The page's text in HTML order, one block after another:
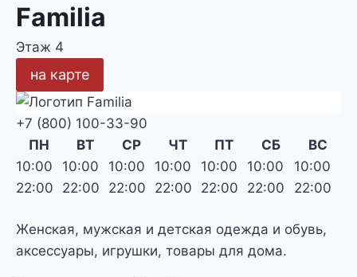
Familia
Этаж 4
на карте
+7 (800) 100-33-90
ПН
ВТ СР ЧТ ПТ СБ
ВС
10:00
10:00 10:00 10:00 10:00 10:00
10:00
22:00
22:00 22:00 22:00 22:00 22:00 22:00
Женская, мужская и детская одежда и обувь,
аксессуары, игрушки, товары для дома.